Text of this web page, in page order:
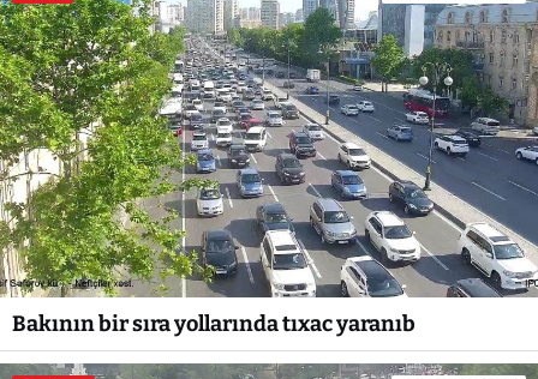
Bakının bir sıra yollarında tıxac yaranıb